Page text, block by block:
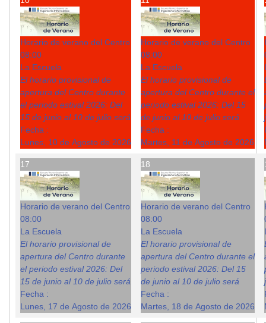
Horario de verano del Centro
08:00
La Escuela
El horario provisional de
apertura del Centro durante
el periodo estival 2026: Del
15 de junio al 10 de julio será
Fecha :
Lunes, 10 de Agosto de 2026
Horario de verano del Centro
08:00
La Escuela
El horario provisional de
apertura del Centro durante el
periodo estival 2026: Del 15
de junio al 10 de julio será
Fecha :
Martes, 11 de Agosto de 2026
17
Horario de verano del Centro
08:00
La Escuela
El horario provisional de
apertura del Centro durante
el periodo estival 2026: Del
15 de junio al 10 de julio será
Fecha :
Lunes, 17 de Agosto de 2026
18
Horario de verano del Centro
08:00
La Escuela
El horario provisional de
apertura del Centro durante el
periodo estival 2026: Del 15
de junio al 10 de julio será
Fecha :
Martes, 18 de Agosto de 2026